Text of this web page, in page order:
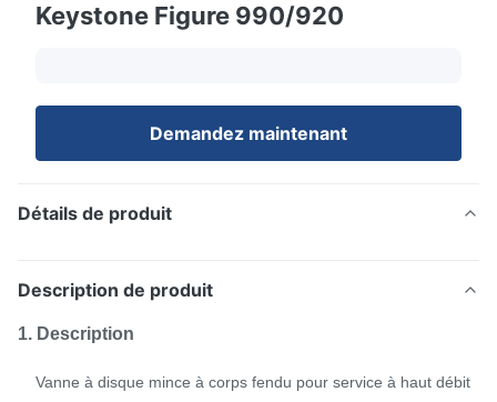
Keystone Figure 990/920
Demandez maintenant
Détails de produit
Description de produit
1. Description
Vanne à disque mince à corps fendu pour service à haut débit